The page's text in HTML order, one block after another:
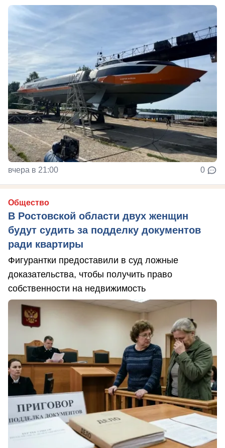
вчера в 21:00 0
Общество
В Ростовской области двух женщин
будут судить за подделку документов
ради квартиры
Фигурантки предоставили в суд ложные
доказательства, чтобы получить право
собственности на недвижимость